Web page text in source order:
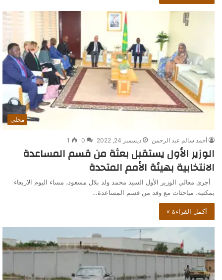
محلي
أحمد سالم عبد الرحمن ديسمبر 24, 2022 0
1
الوزير الأول يستقبل بعثة من قسم المساعدة
الانتخابية بهيئة الأمم المتحدة
أجرى معالي الوزير الأول السيد محمد ولد بلال مسعود، مساء اليوم الاربعاء
بمكتبه، مباحثات مع وفد من قسم المساعدة…
أكمل القراءة »